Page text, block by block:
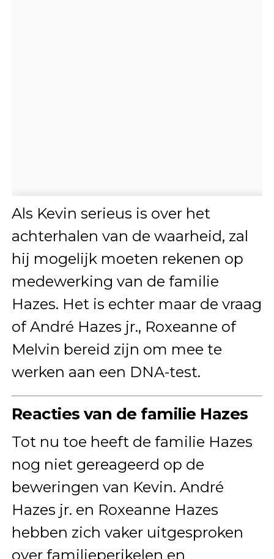
Als Kevin serieus is over het
achterhalen van de waarheid, zal
hij mogelijk moeten rekenen op
medewerking van de familie
Hazes. Het is echter maar de vraag
of André Hazes jr., Roxeanne of
Melvin bereid zijn om mee te
werken aan een DNA-test.
Reacties van de familie Hazes
Tot nu toe heeft de familie Hazes
nog niet gereageerd op de
beweringen van Kevin. André
Hazes jr. en Roxeanne Hazes
hebben zich vaker uitgesproken
over familieperikelen en